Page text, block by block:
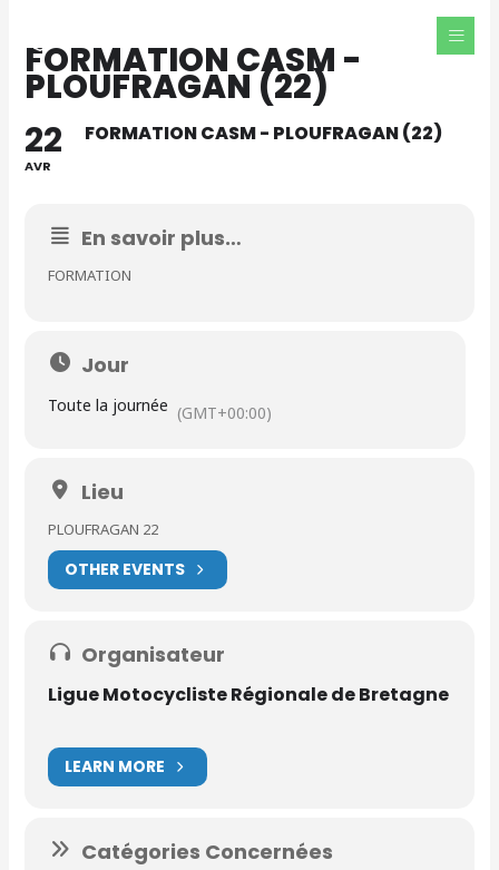
contenu
FORMATION CASM -
PLOUFRAGAN (22)
22
AVR
FORMATION CASM - PLOUFRAGAN (22)
En savoir plus…
FORMATION
Jour
Toute la journée (GMT+00:00)
Lieu
PLOUFRAGAN 22
OTHER EVENTS
Organisateur
Ligue Motocycliste Régionale de Bretagne
LEARN MORE
Catégories Concernées